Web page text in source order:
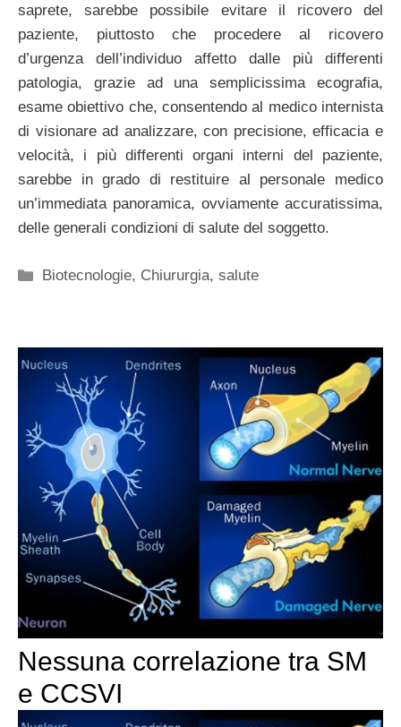
saprete, sarebbe possibile evitare il ricovero del
paziente, piuttosto che procedere al ricovero
d’urgenza dell’individuo affetto dalle più differenti
patologia, grazie ad una semplicissima ecografia,
esame obiettivo che, consentendo al medico internista
di visionare ad analizzare, con precisione, efficacia e
velocità, i più differenti organi interni del paziente,
sarebbe in grado di restituire al personale medico
un’immediata panoramica, ovviamente accuratissima,
delle generali condizioni di salute del soggetto.
Categorie
Biotecnologie, Chiururgia,salute
Nessuna correlazione tra SM
e CCSVI